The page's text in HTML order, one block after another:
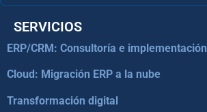
SERVICIOS
ERP/CRM: Consultoría e implementación
Cloud: Migración ERP a la nube
Transformación digital